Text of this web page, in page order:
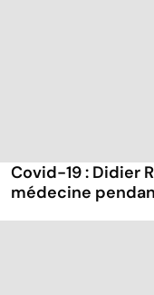
Covid-19 : Didier
médecine